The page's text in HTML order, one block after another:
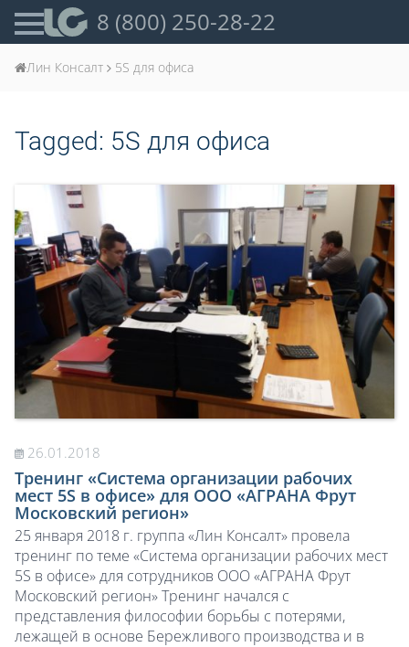
8 (800) 250-28-22
Лин Консалт 5S для офиса
Tagged: 5S для офиса
26.01.2018
Тренинг «Система организации рабочих
мест 5S в офисе» для ООО «АГРАНА Фрут
Московский регион»
25 января 2018 г. группа «Лин Консалт» провела
тренинг по теме «Система организации рабочих мест
5S в офисе» для сотрудников ООО «АГРАНА Фрут
Московский регион» Тренинг начался с
представления философии борьбы с потерями,
лежащей в основе Бережливого производства и в